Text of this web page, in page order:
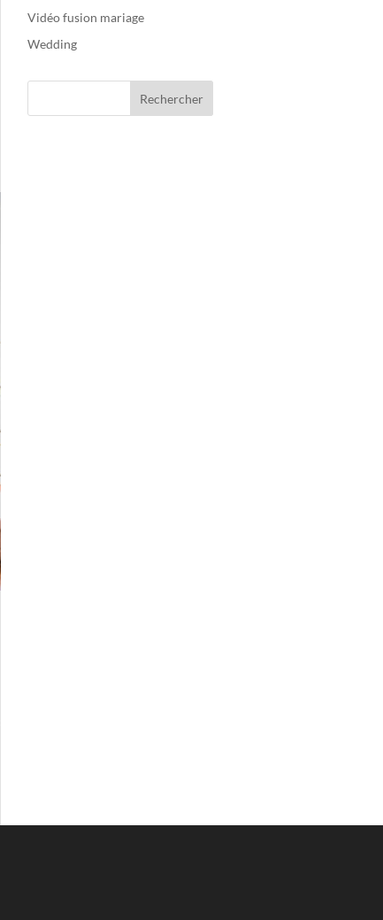
Vidéo fusion mariage
Wedding